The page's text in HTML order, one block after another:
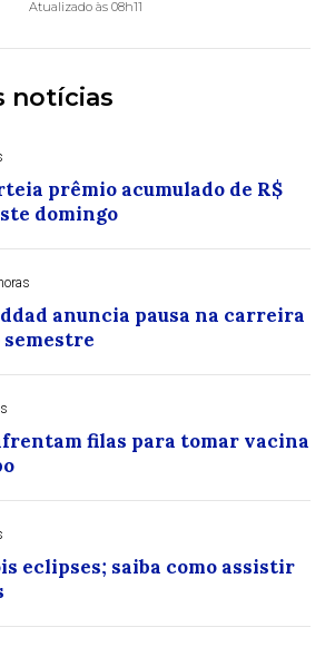
Atualizado às 08h11
notícias
prêmio acumulado de R$
domingo
anuncia pausa na carreira
semestre
filas para tomar vacina
eclipses; saiba como assistir